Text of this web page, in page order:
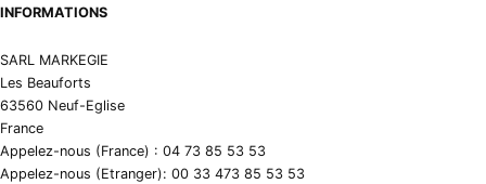
INFORMATIONS
SARL MARKEGIE
Les Beauforts
63560 Neuf-Eglise
France
Appelez-nous (France) : 04 73 85 53 53
Appelez-nous (Etranger): 00 33 473 85 53 53